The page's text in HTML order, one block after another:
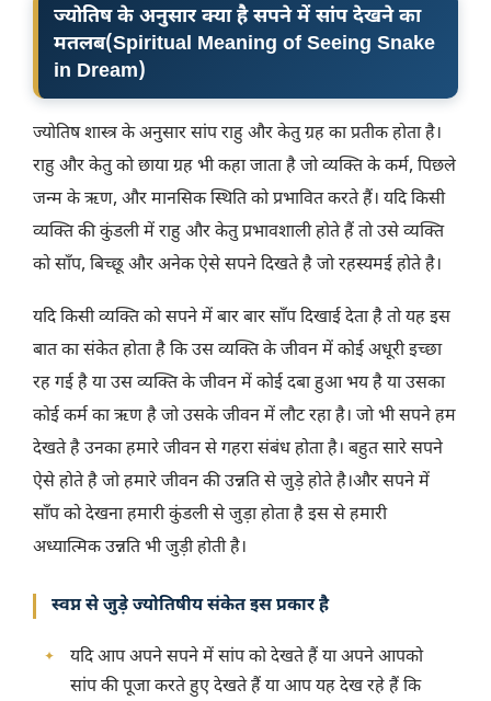
ज्योतिष के अनुसार क्या है सपने में सांप देखने का
मतलब(Spiritual Meaning of Seeing Snake
in Dream)
ज्योतिष शास्त्र के अनुसार सांप राहु और केतु ग्रह का प्रतीक होता है।
राहु और केतु को छाया ग्रह भी कहा जाता है जो व्यक्ति के कर्म, पिछले
जन्म के ऋण, और मानसिक स्थिति को प्रभावित करते हैं। यदि किसी
व्यक्ति की कुंडली में राहु और केतु प्रभावशाली होते हैं तो उसे व्यक्ति
को साँप, बिच्छू और अनेक ऐसे सपने दिखते है जो रहस्यमई होते है।
यदि किसी व्यक्ति को सपने में बार बार साँप दिखाई देता है तो यह इस
बात का संकेत होता है कि उस व्यक्ति के जीवन में कोई अधूरी इच्छा
रह गई है या उस व्यक्ति के जीवन में कोई दबा हुआ भय है या उसका
कोई कर्म का ऋण है जो उसके जीवन में लौट रहा है। जो भी सपने हम
देखते है उनका हमारे जीवन से गहरा संबंध होता है। बहुत सारे सपने
ऐसे होते है जो हमारे जीवन की उन्नति से जुड़े होते है।और सपने में
साँप को देखना हमारी कुंडली से जुड़ा होता है इस से हमारी
अध्यात्मिक उन्नति भी जुड़ी होती है।
स्वप्न से जुड़े ज्योतिषीय संकेत इस प्रकार है
यदि आप अपने सपने में सांप को देखते हैं या अपने आपको
सांप की पूजा करते हुए देखते हैं या आप यह देख रहे हैं कि